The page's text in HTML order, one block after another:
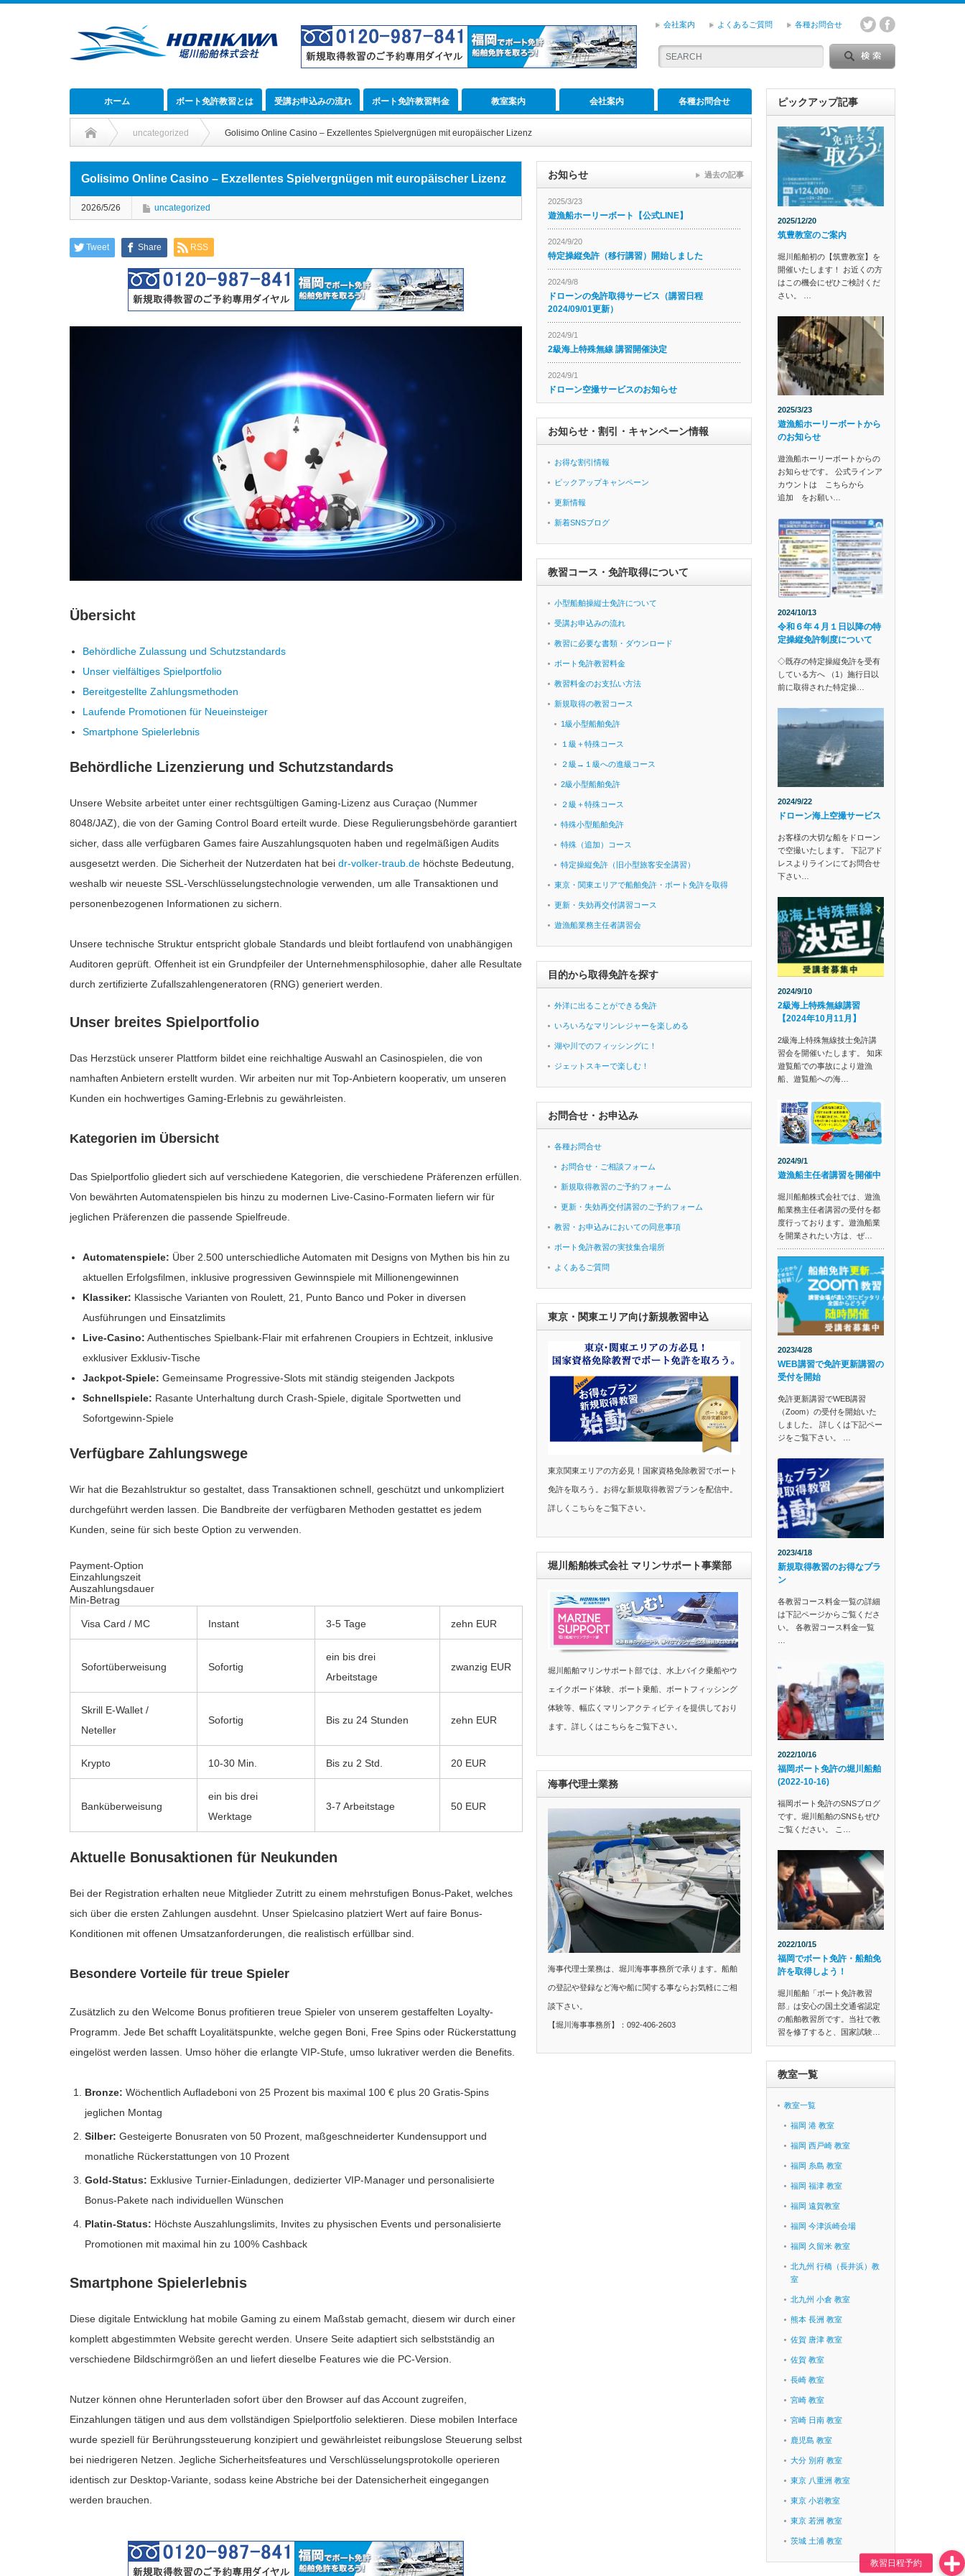
会社案内 よくあるご質問 各種お問合せ
ホーム ボート免許教習とは 受講お申込みの流れ ボート免許教習料金 教室案内 会社案内 各種お問合せ
uncategorized Golisimo Online Casino – Exzellentes Spielvergnügen mit europäischer Lizenz
Golisimo Online Casino – Exzellentes Spielvergnügen mit europäischer Lizenz
2026/5/26 uncategorized
Tweet Share RSS
Übersicht
Behördliche Zulassung und Schutzstandards
Unser vielfältiges Spielportfolio
Bereitgestellte Zahlungsmethoden
Laufende Promotionen für Neueinsteiger
Smartphone Spielerlebnis
Behördliche Lizenzierung und Schutzstandards
Unsere Website arbeitet unter einer rechtsgültigen Gaming-Lizenz aus Curaçao (Nummer
8048/JAZ), die von der Gaming Control Board erteilt wurde. Diese Regulierungsbehörde garantiert
sicher, dass alle verfügbaren Games faire Auszahlungsquoten haben und regelmäßigen Audits
ausgesetzt werden. Die Sicherheit der Nutzerdaten hat bei dr-volker-traub.de höchste Bedeutung,
weshalb wir neueste SSL-Verschlüsselungstechnologie verwenden, um alle Transaktionen und
personenbezogenen Informationen zu sichern.
Unsere technische Struktur entspricht globale Standards und bleibt fortlaufend von unabhängigen
Auditoren geprüft. Offenheit ist ein Grundpfeiler der Unternehmensphilosophie, daher alle Resultate
durch zertifizierte Zufallszahlengeneratoren (RNG) generiert werden.
Unser breites Spielportfolio
Das Herzstück unserer Plattform bildet eine reichhaltige Auswahl an Casinospielen, die von
namhaften Anbietern erstellt wurden. Wir arbeiten nur mit Top-Anbietern kooperativ, um unseren
Kunden ein hochwertiges Gaming-Erlebnis zu gewährleisten.
Kategorien im Übersicht
Das Spielportfolio gliedert sich auf verschiedene Kategorien, die verschiedene Präferenzen erfüllen.
Von bewährten Automatenspielen bis hinzu zu modernen Live-Casino-Formaten liefern wir für
jeglichen Präferenzen die passende Spielfreude.
Automatenspiele: Über 2.500 unterschiedliche Automaten mit Designs von Mythen bis hin zu
aktuellen Erfolgsfilmen, inklusive progressiven Gewinnspiele mit Millionengewinnen
Klassiker: Klassische Varianten von Roulett, 21, Punto Banco und Poker in diversen
Ausführungen und Einsatzlimits
Live-Casino: Authentisches Spielbank-Flair mit erfahrenen Croupiers in Echtzeit, inklusive
exklusiver Exklusiv-Tische
Jackpot-Spiele: Gemeinsame Progressive-Slots mit ständig steigenden Jackpots
Schnellspiele: Rasante Unterhaltung durch Crash-Spiele, digitale Sportwetten und
Sofortgewinn-Spiele
Verfügbare Zahlungswege
Wir hat die Bezahlstruktur so gestaltet, dass Transaktionen schnell, geschützt und unkompliziert
durchgeführt werden lassen. Die Bandbreite der verfügbaren Methoden gestattet es jedem
Kunden, seine für sich beste Option zu verwenden.
Payment-Option
Einzahlungszeit
Auszahlungsdauer
Min-Betrag
Visa Card / MC Instant 3-5 Tage zehn EUR
Sofortüberweisung Sofortig
ein bis drei
Arbeitstage
zwanzig EUR
Skrill E-Wallet /
Neteller
Sofortig Bis zu 24 Stunden zehn EUR
Krypto 10-30 Min. Bis zu 2 Std. 20 EUR
Banküberweisung
ein bis drei
Werktage
3-7 Arbeitstage 50 EUR
Aktuelle Bonusaktionen für Neukunden
Bei der Registration erhalten neue Mitglieder Zutritt zu einem mehrstufigen Bonus-Paket, welches
sich über die ersten Zahlungen ausdehnt. Unser Spielcasino platziert Wert auf faire Bonus-
Konditionen mit offenen Umsatzanforderungen, die realistisch erfüllbar sind.
Besondere Vorteile für treue Spieler
Zusätzlich zu den Welcome Bonus profitieren treue Spieler von unserem gestaffelten Loyalty-
Programm. Jede Bet schafft Loyalitätspunkte, welche gegen Boni, Free Spins oder Rückerstattung
eingelöst werden lassen. Umso höher die erlangte VIP-Stufe, umso lukrativer werden die Benefits.
Bronze: Wöchentlich Aufladeboni von 25 Prozent bis maximal 100 € plus 20 Gratis-Spins
jeglichen Montag
Silber: Gesteigerte Bonusraten von 50 Prozent, maßgeschneiderter Kundensupport und
monatliche Rückerstattungen von 10 Prozent
Gold-Status: Exklusive Turnier-Einladungen, dedizierter VIP-Manager und personalisierte
Bonus-Pakete nach individuellen Wünschen
Platin-Status: Höchste Auszahlungslimits, Invites zu physischen Events und personalisierte
Promotionen mit maximal hin zu 100% Cashback
Smartphone Spielerlebnis
Diese digitale Entwicklung hat mobile Gaming zu einem Maßstab gemacht, diesem wir durch einer
komplett abgestimmten Website gerecht werden. Unsere Seite adaptiert sich selbstständig an
verschiedene Bildschirmgrößen an und liefert dieselbe Features wie die PC-Version.
Nutzer können ohne Herunterladen sofort über den Browser auf das Account zugreifen,
Einzahlungen tätigen und aus dem vollständigen Spielportfolio selektieren. Diese mobilen Interface
wurde speziell für Berührungssteuerung konzipiert und gewährleistet reibungslose Steuerung selbst
bei niedrigeren Netzen. Jegliche Sicherheitsfeatures und Verschlüsselungsprotokolle operieren
identisch zur Desktop-Variante, sodass keine Abstriche bei der Datensicherheit eingegangen
werden brauchen.
お知らせ
2025/3/23
遊漁船ホーリーボート【公式LINE】
2024/9/20
特定操縦免許（移行講習）開始しました
2024/9/8
ドローンの免許取得サービス（講習日程
2024/09/01更新）
2024/9/1
2級海上特殊無線 講習開催決定
2024/9/1
ドローン空撮サービスのお知らせ
過去の記事
お知らせ・割引・キャンペーン情報
お得な割引情報
ピックアップキャンペーン
更新情報
新着SNSブログ
教習コース・免許取得について
小型船舶操縦士免許について
受講お申込みの流れ
教習に必要な書類・ダウンロード
ボート免許教習料金
教習料金のお支払い方法
新規取得の教習コース
1級小型船舶免許
１級＋特殊コース
２級→１級への進級コース
2級小型船舶免許
２級＋特殊コース
特殊小型船舶免許
特殊（追加）コース
特定操縦免許（旧小型旅客安全講習）
東京・関東エリアで船舶免許・ボート免許を取得
更新・失効再交付講習コース
遊漁船業務主任者講習会
目的から取得免許を探す
外洋に出ることができる免許
いろいろなマリンレジャーを楽しめる
湖や川でのフィッシングに！
ジェットスキーで楽しむ！
お問合せ・お申込み
各種お問合せ
お問合せ・ご相談フォーム
新規取得教習のご予約フォーム
更新・失効再交付講習のご予約フォーム
教習・お申込みにおいての同意事項
ボート免許教習の実技集合場所
よくあるご質問
東京・関東エリア向け新規教習申込
東京関東エリアの方必見！国家資格免除教習でボート
免許を取ろう。お得な新規取得教習プランを配信中。
詳しくこちらをご覧下さい。
堀川船舶株式会社 マリンサポート事業部
堀川船舶マリンサポート部では、水上バイク乗船やウ
ェイクボード体験、ボート乗船、ボートフィッシング
体験等、幅広くマリンアクティビティを提供しており
ます。詳しくはこちらをご覧下さい。
海事代理士業務
海事代理士業務は、堀川海事事務所で承ります。船舶
の登記や登録など海や船に関する事ならお気軽にご相
談下さい。
【堀川海事事務所】：092-406-2603
ピックアップ記事
2025/12/20
筑豊教室のご案内
堀川船舶初の【筑豊教室】を
開催いたします！ お近くの方
はこの機会にぜひご検討くだ
さい。 …
2025/3/23
遊漁船ホーリーボートから
のお知らせ
遊漁船ホーリーボートからの
お知らせです。 公式ラインア
カウントは こちらから
追加 をお願い…
2024/10/13
令和６年４月１日以降の特
定操縦免許制度について
◇既存の特定操縦免許を受有
している方へ （1）施行日以
前に取得された特定操…
2024/9/22
ドローン海上空撮サービス
お客様の大切な船をドローン
で空撮いたします。 下記アド
レスよりラインにてお問合せ
下さい…
2024/9/10
2級海上特殊無線講習
【2024年10月11月】
2級海上特殊無線技士免許講
習会を開催いたします。 知床
遊覧船での事故により遊漁
船、遊覧船への海…
2024/9/1
遊漁船主任者講習を開催中
堀川船舶株式会社では、遊漁
船業務主任者講習の受付を都
度行っております。遊漁船業
を開業されたい方は、ぜ…
2023/4/28
WEB講習で免許更新講習の
受付を開始
免許更新講習でWEB講習
（Zoom）の受付を開始いた
しました。 詳しくは下記ペー
ジをご覧下さい。 …
2023/4/18
新規取得教習のお得なプラ
ン
各教習コース料金一覧の詳細
は下記ページからご覧くださ
い。 各教習コース料金一覧
2022/10/16
福岡ボート免許の堀川船舶
(2022-10-16)
福岡ボート免許のSNSブログ
です。堀川船舶のSNSもぜひ
ご覧ください。 こ…
2022/10/15
福岡でボート免許・船舶免
許を取得しよう！
堀川船舶「ボート免許教習
部」は安心の国土交通省認定
の船舶教習所です。当社で教
習を修了すると、国家試験…
教室一覧
教室一覧
福岡 港 教室
福岡 西戸崎 教室
福岡 糸島 教室
福岡 福津 教室
福岡 遠賀教室
福岡 今津浜崎会場
福岡 久留米 教室
北九州 行橋（長井浜）教
室
北九州 小倉 教室
熊本 長洲 教室
佐賀 唐津 教室
佐賀 教室
長崎 教室
宮崎 教室
宮崎 日南 教室
鹿児島 教室
大分 別府 教室
東京 八重洲 教室
東京 小岩教室
東京 若洲 教室
茨城 土浦 教室